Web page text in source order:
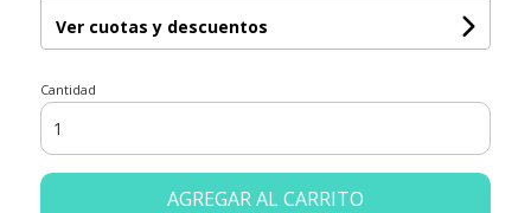
Ver cuotas y descuentos
Cantidad
AGREGAR AL CARRITO